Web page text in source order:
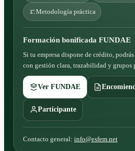
Metodología práctica
Formación bonificada FUNDAE
Si tu empresa dispone de crédito,
con gestión clara, trazabilidad y grupos
Ver FUNDAE
Participante
Contacto general: info@esfem.net